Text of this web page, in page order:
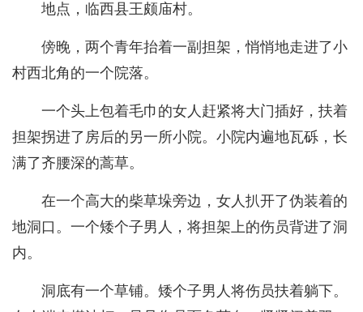
地点，临西县王颇庙村。
傍晚，两个青年抬着一副担架，悄悄地走进了小
村西北角的一个院落。
一个头上包着毛巾的女人赶紧将大门插好，扶着
担架拐进了房后的另一所小院。小院内遍地瓦砾，长
满了齐腰深的蒿草。
在一个高大的柴草垛旁边，女人扒开了伪装着的
地洞口。一个矮个子男人，将担架上的伤员背进了洞
内。
洞底有一个草铺。矮个子男人将伤员扶着躺下。